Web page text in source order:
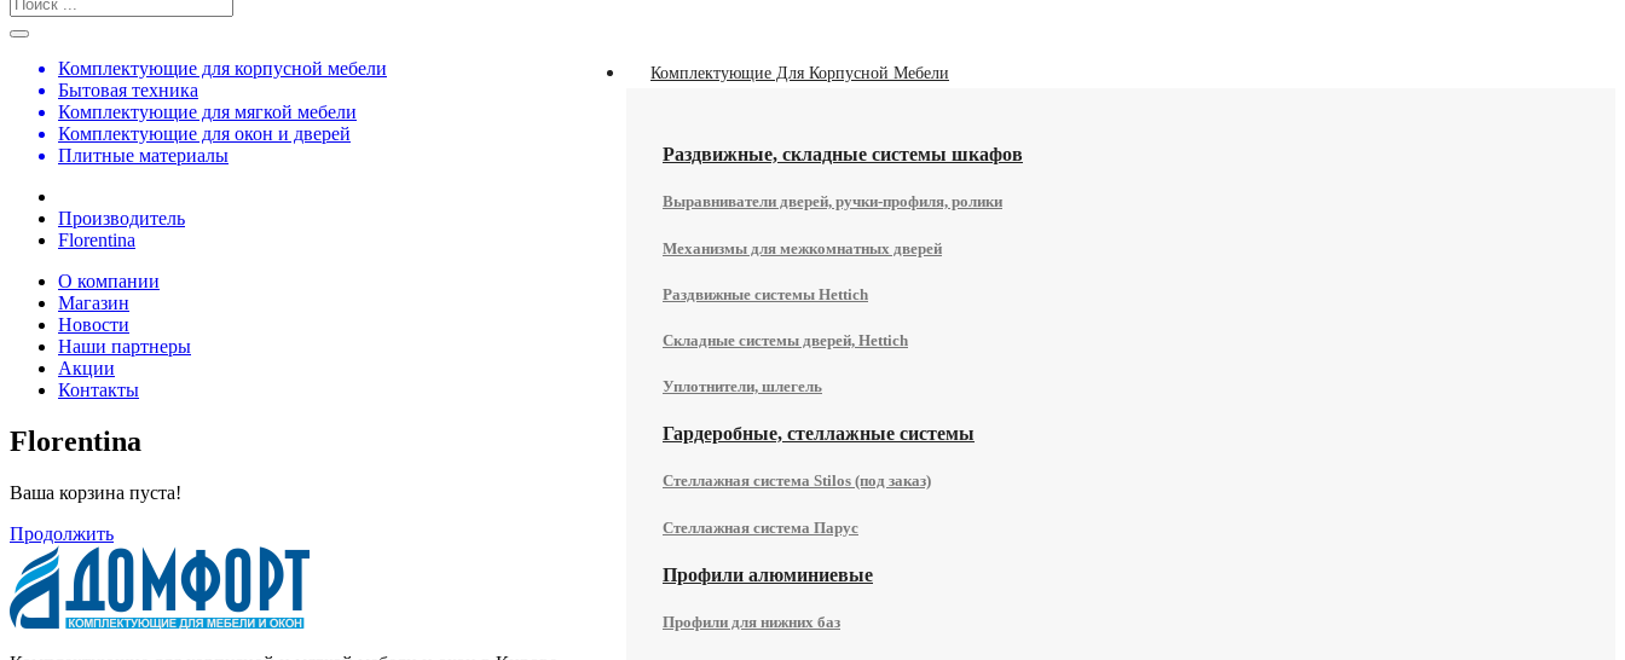
Комплектующие Для Корпусной Мебели
Раздвижные, складные системы шкафов
Выравниватели дверей, ручки-профиля, ролики
Механизмы для межкомнатных дверей
Раздвижные системы Hettich
Складные системы дверей, Hettich
Уплотнители, шлегель
Гардеробные, стеллажные системы
Стеллажная система Stilos (под заказ)
Стеллажная система Парус
Профили алюминиевые
Профили для нижних баз
Комплектующие для корпусной мебели
Бытовая техника
Комплектующие для мягкой мебели
Комплектующие для окон и дверей
Плитные материалы
Производитель
Florentina
О компании
Магазин
Новости
Наши партнеры
Акции
Контакты
Florentina
Ваша корзина пуста!
Продолжить